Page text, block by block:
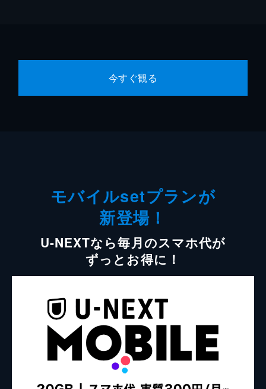
今すぐ観る
モバイルsetプランが
新登場！
U-NEXTなら毎月のスマホ代が
ずっとお得に！